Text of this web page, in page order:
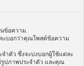
ข้อความ.
ะบอกว่าคุณโพสต์ข้อความ
ำตัว ซึ่งจะบ่งบอกผู้ใช้แต่ละ
รูปภาพประจำตัว และคุณ